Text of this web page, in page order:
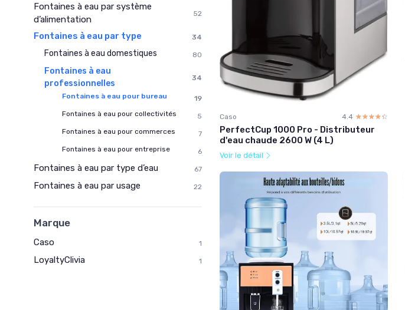
Fontaines à eau par système
d’alimentation
52
Fontaines à eau par type 34
Fontaines à eau domestiques 80
Fontaines à eau
professionnelles
34
Fontaines à eau pour bureau
19
Fontaines à eau pour collectivités
5
Fontaines à eau pour commerces
7
Fontaines à eau pour entreprise
6
Fontaines à eau par type d’eau 67
Fontaines à eau par usage 22
Marque
Caso 1
LoyaltyClivia 1
Caso 4.4 ☆☆☆☆☆
★★★★★
PerfectCup 1000 Pro - Distributeur
d'eau chaude 2600 W (4 L)
Voir le détail